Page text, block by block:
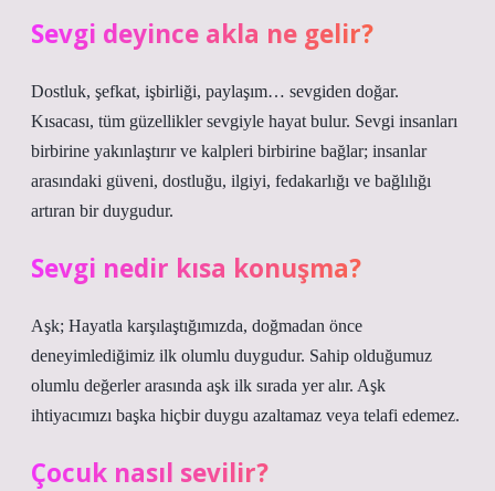
Sevgi deyince akla ne gelir?
Dostluk, şefkat, işbirliği, paylaşım… sevgiden doğar.
Kısacası, tüm güzellikler sevgiyle hayat bulur. Sevgi insanları
birbirine yakınlaştırır ve kalpleri birbirine bağlar; insanlar
arasındaki güveni, dostluğu, ilgiyi, fedakarlığı ve bağlılığı
artıran bir duygudur.
Sevgi nedir kısa konuşma?
Aşk; Hayatla karşılaştığımızda, doğmadan önce
deneyimlediğimiz ilk olumlu duygudur. Sahip olduğumuz
olumlu değerler arasında aşk ilk sırada yer alır. Aşk
ihtiyacımızı başka hiçbir duygu azaltamaz veya telafi edemez.
Çocuk nasıl sevilir?